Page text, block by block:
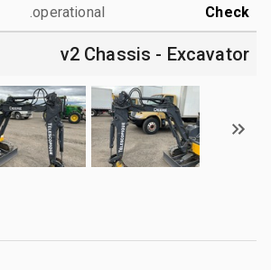
Check
operational.
v2 Chassis - Excavator